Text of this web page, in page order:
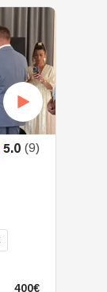
5.0 (9)
400€